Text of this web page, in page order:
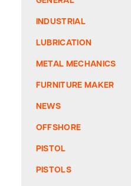
INDUSTRIAL
LUBRICATION
METAL MECHANICS
FURNITURE MAKER
NEWS
OFFSHORE
PISTOL
PISTOLS